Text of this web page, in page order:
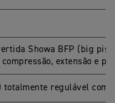
Showa BFP (big
extensão e
totalmente regulável com